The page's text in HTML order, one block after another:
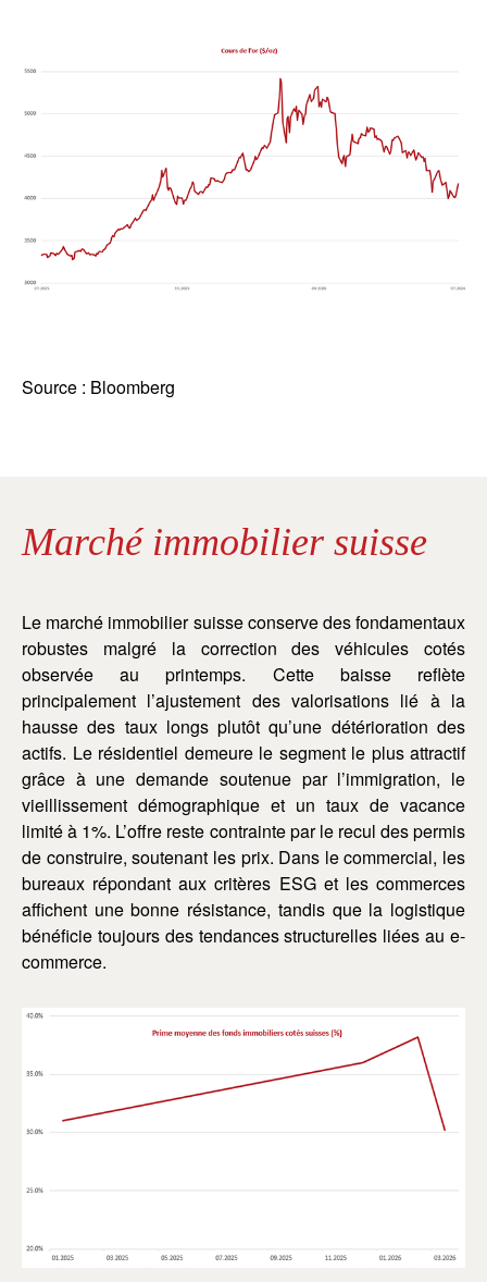
Source : Bloomberg
Marché immobilier suisse
Le marché immobilier suisse conserve des fondamentaux
robustes malgré la correction des véhicules cotés
observée au printemps. Cette baisse reflète
principalement l’ajustement des valorisations lié à la
hausse des taux longs plutôt qu’une détérioration des
actifs. Le résidentiel demeure le segment le plus attractif
grâce à une demande soutenue par l’immigration, le
vieillissement démographique et un taux de vacance
limité à 1%. L’offre reste contrainte par le recul des permis
de construire, soutenant les prix. Dans le commercial, les
bureaux répondant aux critères ESG et les commerces
affichent une bonne résistance, tandis que la logistique
bénéficie toujours des tendances structurelles liées au e-
commerce.